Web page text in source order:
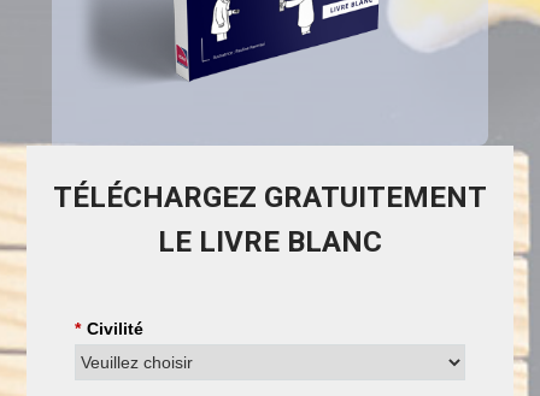
TÉLÉCHARGEZ GRATUITEMENT
LE LIVRE BLANC
* Civilité